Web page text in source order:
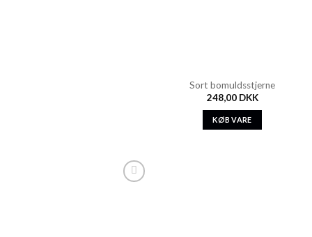
Sort bomuldsstjerne
248,00 DKK
KØB VARE